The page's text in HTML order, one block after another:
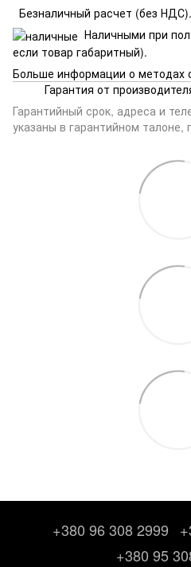
Безналичный расчет (без НДС).
Наличными при
если товар габаритный).
Больше информации о методах
Гарантия от
Гарантийный срок, адреса и
указаны в гарантийном
+380 96 308 2999
+380 95